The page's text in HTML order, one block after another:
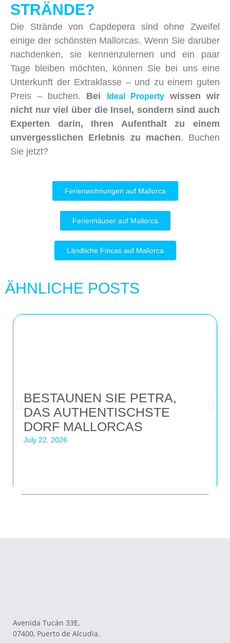
STRÄNDE?
Die Strände von Capdepera sind ohne Zweifel
einige der schönsten Mallorcas. Wenn Sie darüber
nachdenken, sie kennenzulernen und ein paar
Tage bleiben möchten, können Sie bei uns eine
Unterkunft der Extraklasse – und zu einem guten
Preis – buchen. Bei Ideal Propertywissen wir
nicht nur viel über die Insel, sondern sind auch
Experten darin, Ihren Aufenthalt zu einem
unvergesslichen Erlebnis zu machen. Buchen
Sie jetzt?
Ferienwohnungen auf Mallorca
Ferienhäuser auf Mallorca
Ländliche Fincas auf Mallorca
ÄHNLICHE POSTS
BESTAUNEN SIE PETRA,
DAS AUTHENTISCHSTE
DORF MALLORCAS
July 22, 2026
Avenida Tucán 33E,
07400, Puerto de Alcudia.